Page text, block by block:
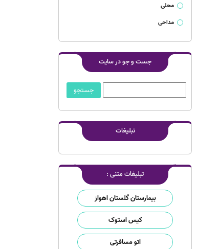
محلی
مداحی
جست و جو در سایت
تبلیغات
تبلیغات متنی :
بیمارستان گلستان اهواز
کیس استوک
اتو مسافرتی